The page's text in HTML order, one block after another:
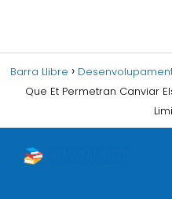
Barra Llibre
Que Et Permetran Canviar